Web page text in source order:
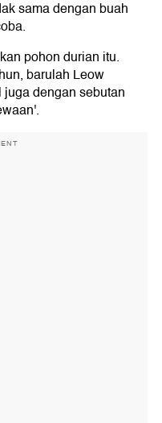
sama dengan buah
pohon durian itu.
barulah Leow
dengan sebutan